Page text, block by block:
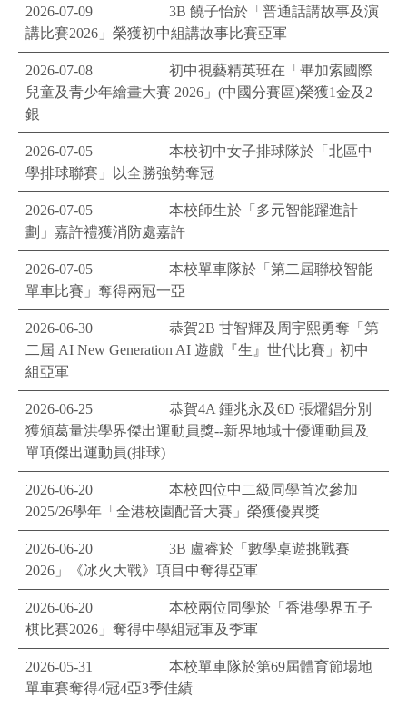
2026-07-09
3B 饒子怡於「普通話講故事及演
講比賽2026」榮獲初中組講故事比賽亞軍
2026-07-08
初中視藝精英班在「畢加索國際
兒童及青少年繪畫大賽 2026」(中國分賽區)榮獲1金及2
銀
2026-07-05
本校初中女子排球隊於「北區中
學排球聯賽」以全勝強勢奪冠
2026-07-05
本校師生於「多元智能躍進計
劃」嘉許禮獲消防處嘉許
2026-07-05
本校單車隊於「第二屆聯校智能
單車比賽」奪得兩冠一亞
2026-06-30
恭賀2B 甘智輝及周宇熙勇奪「第
二屆 AI New Generation AI 遊戲『生』世代比賽」初中
組亞軍
2026-06-25
恭賀4A 鍾兆永及6D 張燿錩分別
獲頒葛量洪學界傑出運動員獎--新界地域十優運動員及
單項傑出運動員(排球)
2026-06-20
本校四位中二級同學首次參加
2025/26學年「全港校園配音大賽」榮獲優異獎
2026-06-20
3B 盧睿於「數學桌遊挑戰賽
2026」《冰火大戰》項目中奪得亞軍
2026-06-20
本校兩位同學於「香港學界五子
棋比賽2026」奪得中學組冠軍及季軍
2026-05-31
本校單車隊於第69屆體育節場地
單車賽奪得4冠4亞3季佳績